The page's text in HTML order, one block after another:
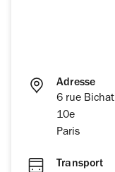
Adresse
6 rue Bichat
10e
Paris
Transport